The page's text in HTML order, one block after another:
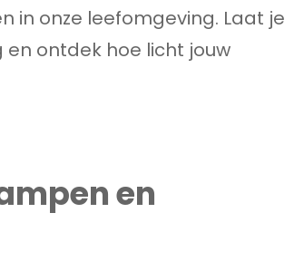
in onze leefomgeving. Laat je
ontdek hoe licht jouw
en